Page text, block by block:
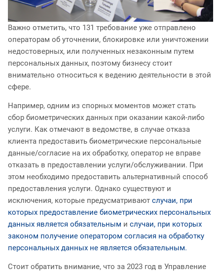
Важно отметить, что 131 требование уже отправлено
операторам об уточнении, блокировке или уничтожении
недостоверных, или полученных незаконным путем
персональных данных, поэтому бизнесу стоит
внимательно относиться к ведению деятельности в этой
сфере.
Например, одним из спорных моментов может стать
сбор биометрических данных при оказании какой-либо
услуги. Как отмечают в ведомстве, в случае отказа
клиента предоставить биометрические персональные
данные/согласие на их обработку, оператор не вправе
отказать в предоставлении услуги/обслуживании. При
этом необходимо предоставить альтернативный способ
предоставления услуги. Однако существуют и
исключения, которые предусматривают случаи, при
которых предоставление биометрических персональных
данных является обязательным и случаи, при которых
законом получение оператором согласия на обработку
персональных данных не является обязательным.
Стоит обратить внимание, что за 2023 год в Управление